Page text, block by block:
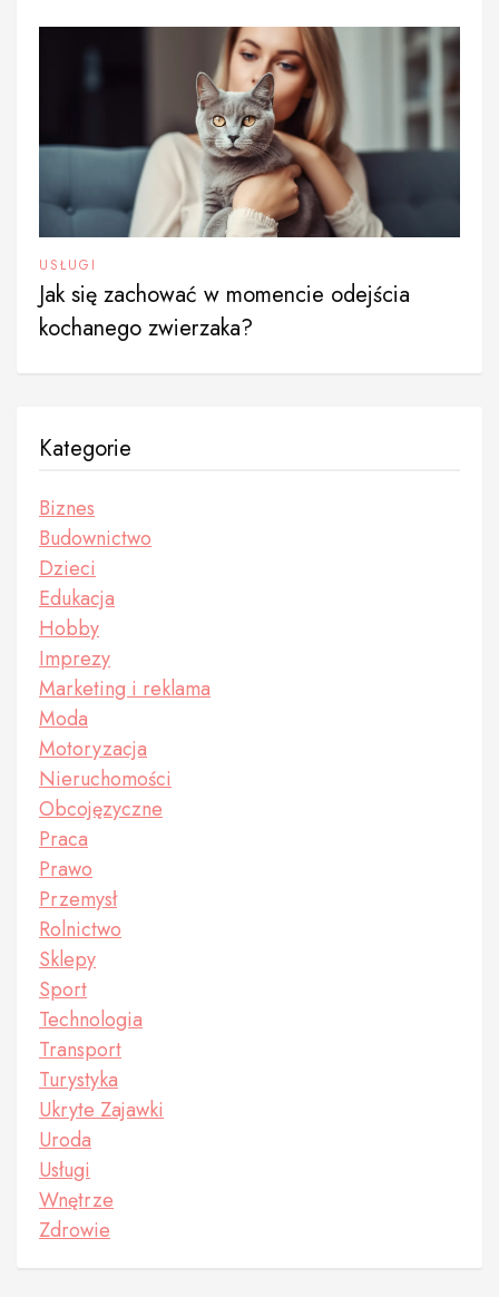
USŁUGI
Jak się zachować w momencie odejścia
kochanego zwierzaka?
Kategorie
Biznes
Budownictwo
Dzieci
Edukacja
Hobby
Imprezy
Marketing i reklama
Moda
Motoryzacja
Nieruchomości
Obcojęzyczne
Praca
Prawo
Przemysł
Rolnictwo
Sklepy
Sport
Technologia
Transport
Turystyka
Ukryte Zajawki
Uroda
Usługi
Wnętrze
Zdrowie